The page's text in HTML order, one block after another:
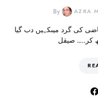
By AZRA
کی گرد میںکہیں دب گیا